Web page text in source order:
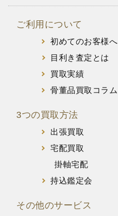
ご利用について
初めてのお客様へ
目利き査定とは
買取実績
骨董品買取コラム
3つの買取方法
出張買取
宅配買取
掛軸宅配
持込鑑定会
その他のサービス